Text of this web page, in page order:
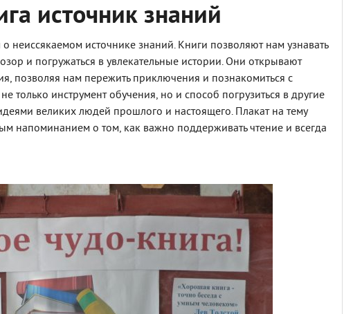
источник знаний
неиссякаемом источнике знаний. Книги позволяют нам узнавать
и погружаться в увлекательные истории. Они открывают
позволяя нам пережить приключения и познакомиться с
только инструмент обучения, но и способ погрузиться в другие
великих людей прошлого и настоящего. Плакат на тему
напоминанием о том, как важно поддерживать чтение и всегда